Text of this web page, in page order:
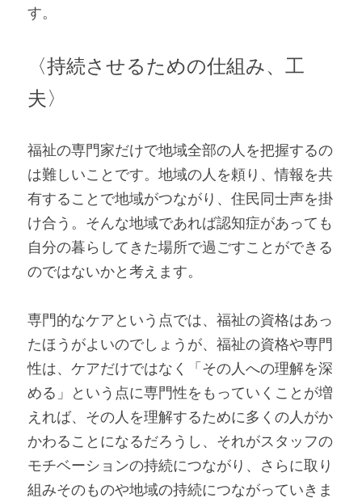
す。
〈持続させるための仕組み、工
夫〉
福祉の専門家だけで地域全部の人を把握するの
は難しいことです。地域の人を頼り、情報を共
有することで地域がつながり、住民同士声を掛
け合う。そんな地域であれば認知症があっても
自分の暮らしてきた場所で過ごすことができる
のではないかと考えます。
専門的なケアという点では、福祉の資格はあっ
たほうがよいのでしょうが、福祉の資格や専門
性は、ケアだけではなく「その人への理解を深
める」という点に専門性をもっていくことが増
えれば、その人を理解するために多くの人がか
かわることになるだろうし、それがスタッフの
モチベーションの持続につながり、さらに取り
組みそのものや地域の持続につながっていきま